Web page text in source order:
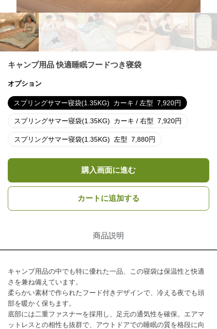
キャンプ用品 快適睡眠フードつき寝袋
オプション
スプリングサマー寝袋(1.35KG) カーキ / 左型 7,920円
スプリングサマー寝袋(1.35KG) カーキ / 右型 7,920円
スプリングサマー寝袋(1.35KG) 左型 7,880円
購入画面に進む
カートに追加する
商品説明
キャンプ用品の中でも特に優れた一品、この寝袋は保温性と快適
さを兼ね備えています。
柔らかい素材で作られたフード付きデザインで、冷える夜でも頭
部を暖かく保ちます。
底部には二重ファスナーを採用し、足元の通気性を確保。エアマ
ットレスとの相性も抜群で、アウトドアでの睡眠の質を格段に向